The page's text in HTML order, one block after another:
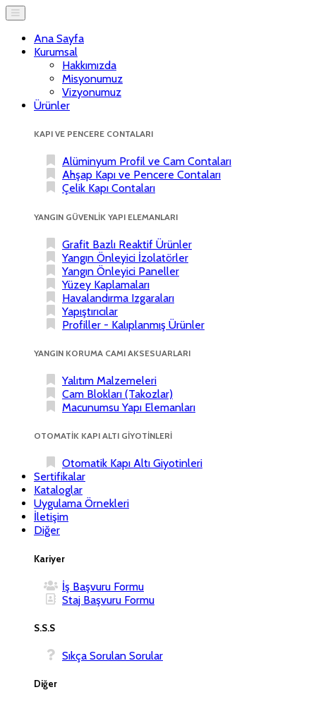
Ana Sayfa
Kurumsal
Hakkımızda
Misyonumuz
Vizyonumuz
Ürünler
KAPI VE PENCERE CONTALARI
Alüminyum Profil ve Cam Contaları
Ahşap Kapı ve Pencere Contaları
Çelik Kapı Contaları
YANGIN GÜVENLİK YAPI ELEMANLARI
Grafit Bazlı Reaktif Ürünler
Yangın Önleyici İzolatörler
Yangın Önleyici Paneller
Yüzey Kaplamaları
Havalandırma Izgaraları
Yapıştırıcılar
Profiller - Kalıplanmış Ürünler
YANGIN KORUMA CAMI AKSESUARLARI
Yalıtım Malzemeleri
Cam Blokları (Takozlar)
Macunumsu Yapı Elemanları
OTOMATİK KAPI ALTI GİYOTİNLERİ
Otomatik Kapı Altı Giyotinleri
Sertifikalar
Kataloglar
Uygulama Örnekleri
İletişim
Diğer
Kariyer
İş Başvuru Formu
Staj Başvuru Formu
S.S.S
Sıkça Sorulan Sorular
Diğer